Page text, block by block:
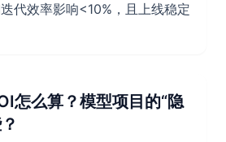
代效率影响<10%，且上线稳定
怎么算？模型项目的“隐